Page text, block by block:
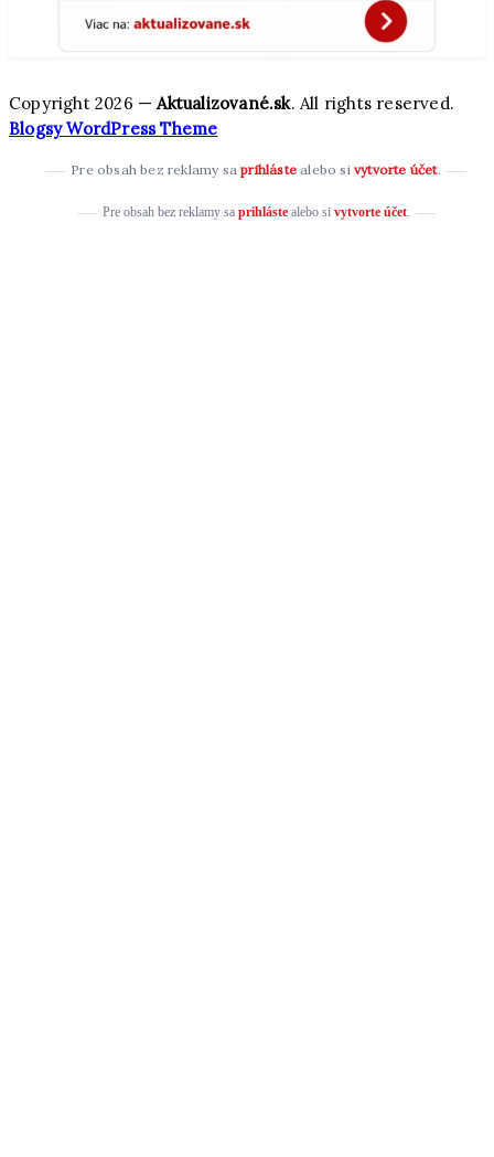
Copyright 2026 —Aktualizované.sk. All rights reserved.
Blogsy WordPress Theme
Pre obsah bez reklamy saprihláste alebo si vytvorte účet.